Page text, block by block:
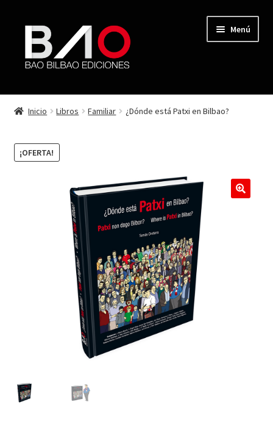
Menú
TIENDA
AUTORES
FINALIZAR COMPRA
Inicio Libros Familiar ¿Dónde está Patxi en Bilbao?
¡OFERTA!